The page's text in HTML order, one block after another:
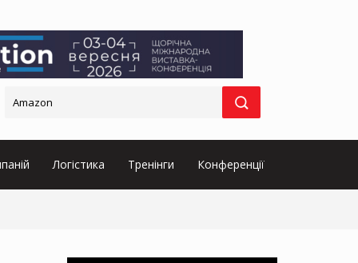
Логістика Тренінги Конференції